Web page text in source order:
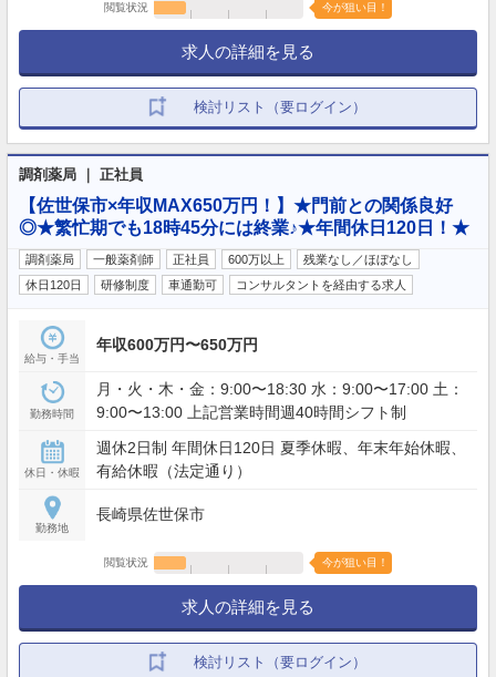
閲覧状況 今が狙い目！
求人の詳細を見る
検討リスト（要ログイン）
調剤薬局 ｜ 正社員
【佐世保市×年収MAX650万円！】★門前との関係良好
◎★繁忙期でも18時45分には終業♪★年間休日120日！★
調剤薬局 一般薬剤師 正社員 600万以上
残業なし／ほぼなし
休日120日
研修制度 車通勤可 コンサルタントを経由する求人
給与・手当
年収600万円〜650万円
勤務時間
月・火・木・金：9:00〜18:30 水：9:00〜17:00 土：
9:00〜13:00 上記営業時間週40時間シフト制
休日・休暇
週休2日制 年間休日120日 夏季休暇、年末年始休暇、
有給休暇（法定通り）
勤務地
長崎県佐世保市
閲覧状況 今が狙い目！
求人の詳細を見る
検討リスト（要ログイン）